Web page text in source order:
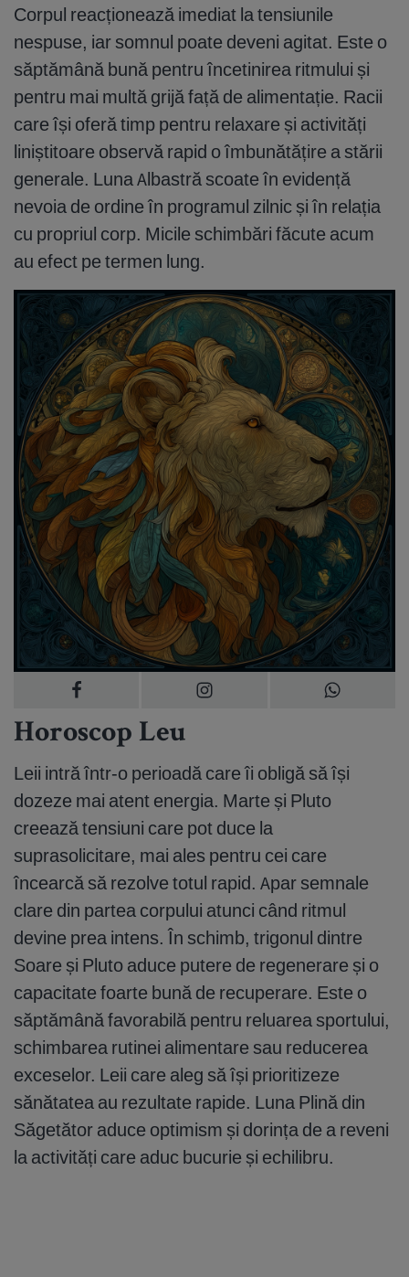
Corpul reacționează imediat la tensiunile
nespuse, iar somnul poate deveni agitat. Este o
săptămână bună pentru încetinirea ritmului și
pentru mai multă grijă față de alimentație. Racii
care își oferă timp pentru relaxare și activități
liniștitoare observă rapid o îmbunătățire a stării
generale. Luna Albastră scoate în evidență
nevoia de ordine în programul zilnic și în relația
cu propriul corp. Micile schimbări făcute acum
au efect pe termen lung.
Horoscop Leu
Leii intră într-o perioadă care îi obligă să își
dozeze mai atent energia. Marte și Pluto
creează tensiuni care pot duce la
suprasolicitare, mai ales pentru cei care
încearcă să rezolve totul rapid. Apar semnale
clare din partea corpului atunci când ritmul
devine prea intens. În schimb, trigonul dintre
Soare și Pluto aduce putere de regenerare și o
capacitate foarte bună de recuperare. Este o
săptămână favorabilă pentru reluarea sportului,
schimbarea rutinei alimentare sau reducerea
exceselor. Leii care aleg să își prioritizeze
sănătatea au rezultate rapide. Luna Plină din
Săgetător aduce optimism și dorința de a reveni
la activități care aduc bucurie și echilibru.